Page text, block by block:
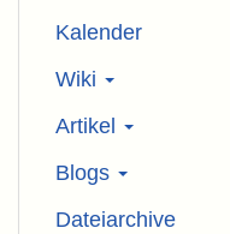
Kalender
Wiki
Artikel
Blogs
Dateiarchive